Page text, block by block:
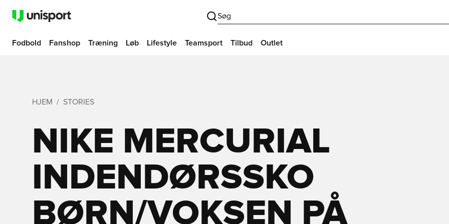
Søg
Fodbold Fanshop Træning Løb Lifestyle Teamsport Tilbud Outlet
HJEM STORIES
NIKE MERCURIAL
INDENDØRSSKO
BØRN/VOKSEN PÅ